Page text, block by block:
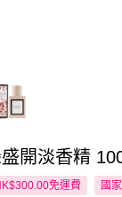
開淡香精
免運費 國